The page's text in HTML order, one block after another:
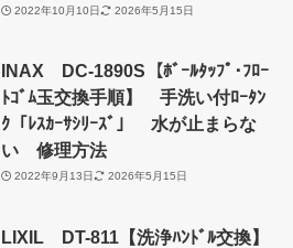
2022年10月10日 2026年5月15日
INAX DC-1890S【ﾎﾞｰﾙﾀｯﾌﾟ･ﾌﾛｰ
ﾄｺﾞﾑ玉交換手順】 手洗い付ﾛｰﾀﾝ
ｸ「ﾚｽｶｰｻｼﾘｰｽﾞ」 水が止まらな
い 修理方法
2022年9月13日 2026年5月15日
LIXIL DT-811【洗浄ﾊﾝﾄﾞﾙ交換】